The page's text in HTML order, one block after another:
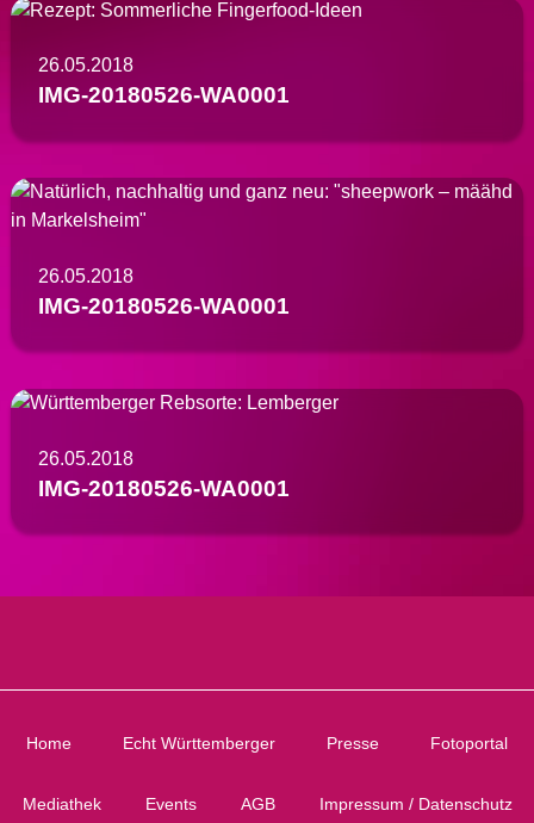
26.05.2018
IMG-20180526-WA0001
26.05.2018
IMG-20180526-WA0001
26.05.2018
IMG-20180526-WA0001
Home Echt Württemberger Presse Fotoportal
Mediathek Events AGB Impressum / Datenschutz